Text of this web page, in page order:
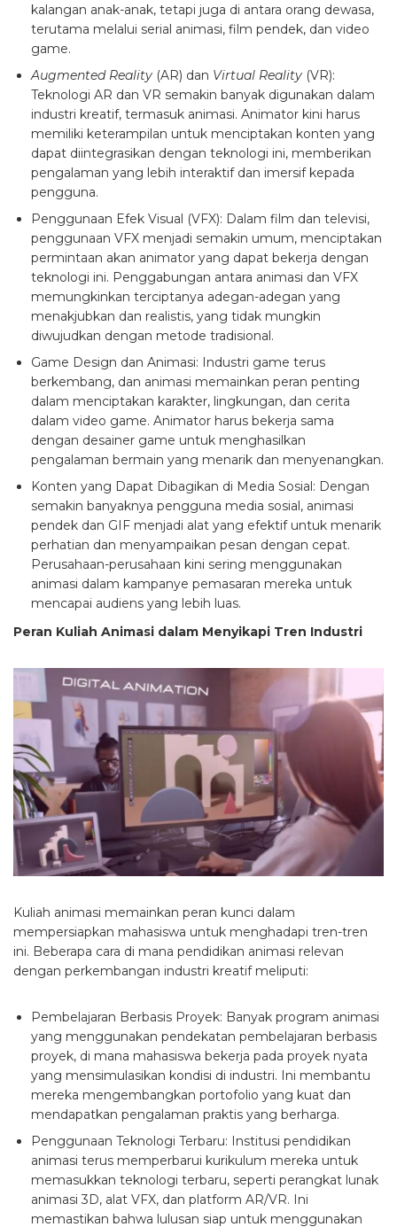
kalangan anak-anak, tetapi juga di antara orang dewasa,
terutama melalui serial animasi, film pendek, dan video
game.
Augmented Reality (AR) dan Virtual Reality (VR):
Teknologi AR dan VR semakin banyak digunakan dalam
industri kreatif, termasuk animasi. Animator kini harus
memiliki keterampilan untuk menciptakan konten yang
dapat diintegrasikan dengan teknologi ini, memberikan
pengalaman yang lebih interaktif dan imersif kepada
pengguna.
Penggunaan Efek Visual (VFX): Dalam film dan televisi,
penggunaan VFX menjadi semakin umum, menciptakan
permintaan akan animator yang dapat bekerja dengan
teknologi ini. Penggabungan antara animasi dan VFX
memungkinkan terciptanya adegan-adegan yang
menakjubkan dan realistis, yang tidak mungkin
diwujudkan dengan metode tradisional.
Game Design dan Animasi: Industri game terus
berkembang, dan animasi memainkan peran penting
dalam menciptakan karakter, lingkungan, dan cerita
dalam video game. Animator harus bekerja sama
dengan desainer game untuk menghasilkan
pengalaman bermain yang menarik dan menyenangkan.
Konten yang Dapat Dibagikan di Media Sosial: Dengan
semakin banyaknya pengguna media sosial, animasi
pendek dan GIF menjadi alat yang efektif untuk menarik
perhatian dan menyampaikan pesan dengan cepat.
Perusahaan-perusahaan kini sering menggunakan
animasi dalam kampanye pemasaran mereka untuk
mencapai audiens yang lebih luas.
Peran Kuliah Animasi dalam Menyikapi Tren Industri
Kuliah animasi memainkan peran kunci dalam
mempersiapkan mahasiswa untuk menghadapi tren-tren
ini. Beberapa cara di mana pendidikan animasi relevan
dengan perkembangan industri kreatif meliputi:
Pembelajaran Berbasis Proyek: Banyak program animasi
yang menggunakan pendekatan pembelajaran berbasis
proyek, di mana mahasiswa bekerja pada proyek nyata
yang mensimulasikan kondisi di industri. Ini membantu
mereka mengembangkan portofolio yang kuat dan
mendapatkan pengalaman praktis yang berharga.
Penggunaan Teknologi Terbaru: Institusi pendidikan
animasi terus memperbarui kurikulum mereka untuk
memasukkan teknologi terbaru, seperti perangkat lunak
animasi 3D, alat VFX, dan platform AR/VR. Ini
memastikan bahwa lulusan siap untuk menggunakan